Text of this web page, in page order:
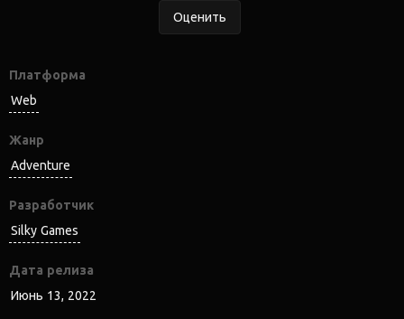
Оценить
Платформа
Web
Жанр
Adventure
Разработчик
Silky Games
Дата релиза
Июнь 13, 2022